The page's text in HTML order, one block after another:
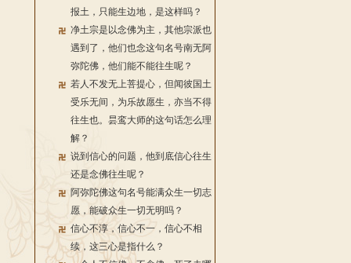
报土，只能生边地，是这样吗？
净土宗是以念佛为主，其他宗派也
遇到了，他们也念这句名号南无阿
弥陀佛，他们能不能往生呢？
若人不发无上菩提心，但闻彼国土
受乐无间，为乐故愿生，亦当不得
往生也。昙鸾大师的这句话怎么理
解？
说到信心的问题，他到底信心往生
还是念佛往生呢？
阿弥陀佛这句名号能满众生一切志
愿，能破众生一切无明吗？
信心不淳，信心不一，信心不相
续，这三心是指什么？